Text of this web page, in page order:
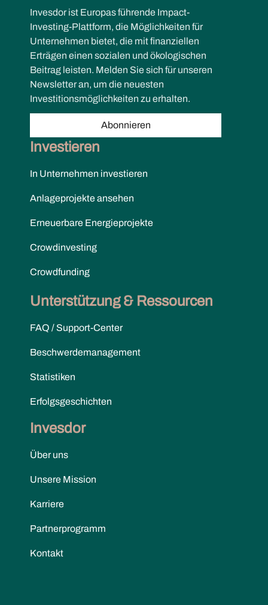
Invesdor ist Europas führende Impact-
Investing-Plattform, die Möglichkeiten für
Unternehmen bietet, die mit finanziellen
Erträgen einen sozialen und ökologischen
Beitrag leisten. Melden Sie sich für unseren
Newsletter an, um die neuesten
Investitionsmöglichkeiten zu erhalten.
Abonnieren
Investieren
In Unternehmen investieren
Anlageprojekte ansehen
Erneuerbare Energieprojekte
Crowdinvesting
Crowdfunding
Unterstützung & Ressourcen
FAQ / Support-Center
Beschwerdemanagement
Statistiken
Erfolgsgeschichten
Invesdor
Über uns
Unsere Mission
Karriere
Partnerprogramm
Kontakt